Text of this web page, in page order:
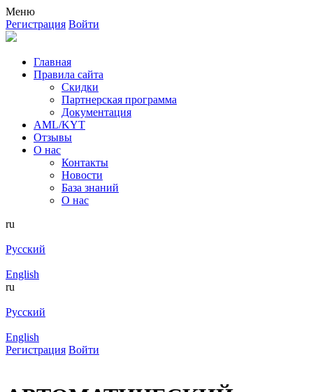
Меню
Регистрация Войти
Главная
Правила сайта
Скидки
Партнерская программа
Документация
AML/KYT
Отзывы
О нас
Контакты
Новости
База знаний
О нас
ru
Русский
English
ru
Русский
English
Регистрация Войти